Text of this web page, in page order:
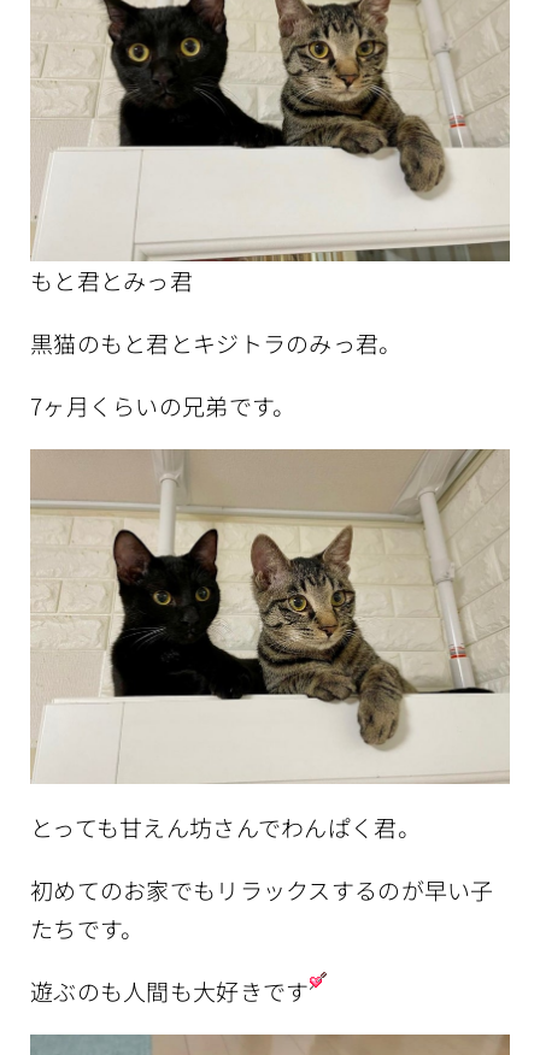
もと君とみっ君
黒猫のもと君とキジトラのみっ君。
7ヶ月くらいの兄弟です。
とっても甘えん坊さんでわんぱく君。
初めてのお家でもリラックスするのが早い子
たちです。
遊ぶのも人間も大好きです